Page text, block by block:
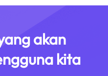
akan
kita